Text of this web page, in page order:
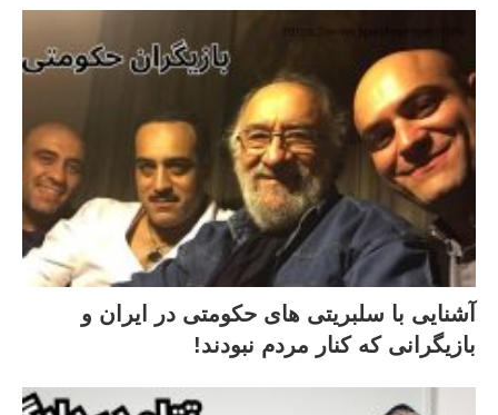
آشنایی با سلبریتی های حکومتی در ایران و
بازیگرانی که کنار مردم نبودند!